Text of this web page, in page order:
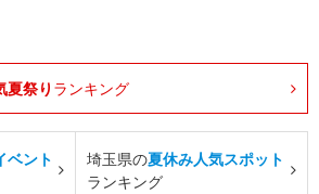
夏祭り ランキング
ベント
埼玉県の夏休み人気スポット
ランキング